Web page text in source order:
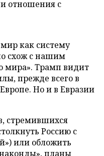
отношения с
как систему
схож с нашим
мира». Трамп видит
прежде всего в
Но и в Евразии
стремившихся
Россию с
или обложить
планы